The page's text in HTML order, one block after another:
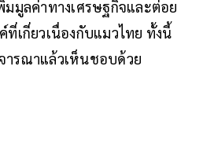
มมูลค่าทางเศรษฐกิจและต่อย
ที่เกี่ยวเนื่องกับแมวไทย ทั้งนี้
ารณาแล้วเห็นชอบด้วย